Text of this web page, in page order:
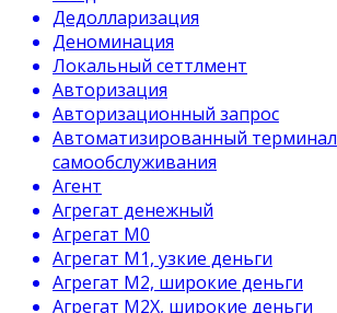
Дедолларизация
Деноминация
Локальный сеттлмент
Авторизация
Авторизационный запрос
Автоматизированный терминал
самообслуживания
Агент
Агрегат денежный
Агрегат М0
Агрегат М1, узкие деньги
Агрегат М2, широкие деньги
Агрегат М2Х, широкие деньги